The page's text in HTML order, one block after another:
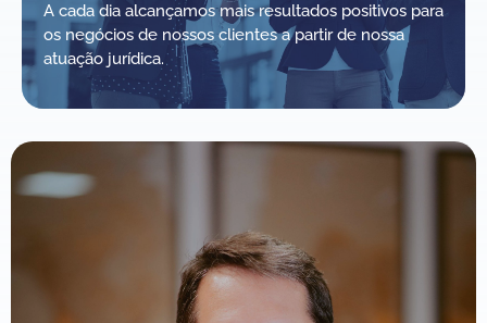
A cada dia alcançamos mais resultados positivos para
os negócios de nossos clientes a partir de nossa
atuação jurídica.